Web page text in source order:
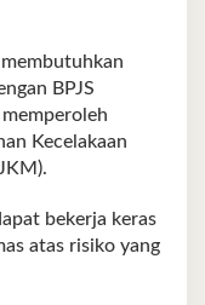
BPJS
Kecelakaan
bekerja keras
atas risiko yang